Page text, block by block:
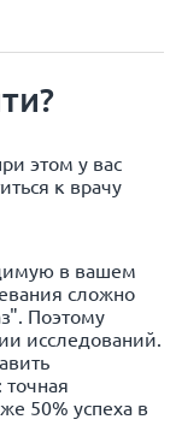
этом у вас
к врачу
в вашем
сложно
Поэтому
исследований.
50% успеха в